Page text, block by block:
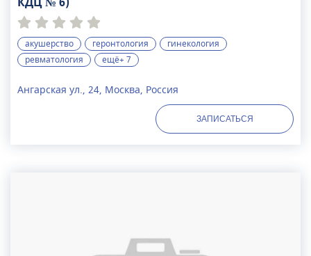
акушерство геронтология
гинекология
ревматология
ещё+ 7
Ангарская ул., 24, Москва, Россия
ЗАПИСАТЬСЯ